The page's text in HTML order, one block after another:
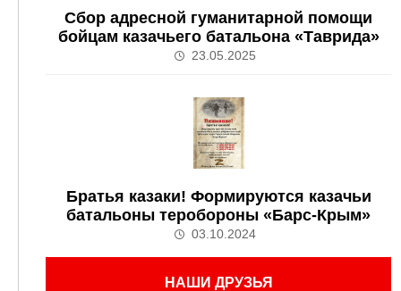
Сбор адресной гуманитарной помощи
бойцам казачьего батальона «Таврида»
23.05.2025
Братья казаки! Формируются казачьи
батальоны теробороны «Барс-Крым»
03.10.2024
НАШИ ДРУЗЬЯ